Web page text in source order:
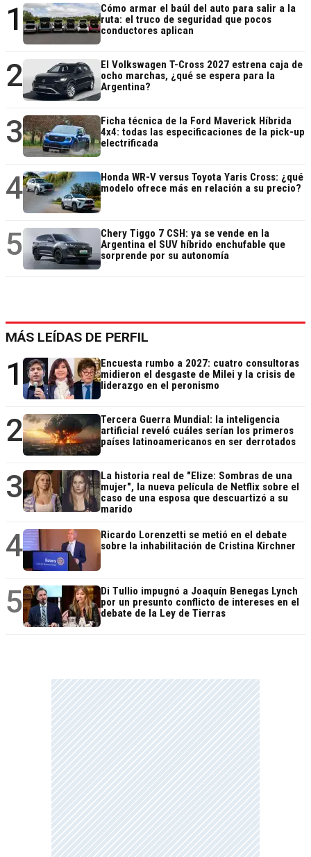
1
Cómo armar el baúl del auto para salir a la
ruta: el truco de seguridad que pocos
conductores aplican
2
El Volkswagen T-Cross 2027 estrena caja de
ocho marchas, ¿qué se espera para la
Argentina?
3
Ficha técnica de la Ford Maverick Híbrida
4x4: todas las especificaciones de la pick-up
electrificada
4
Honda WR-V versus Toyota Yaris Cross: ¿qué
modelo ofrece más en relación a su precio?
5
Chery Tiggo 7 CSH: ya se vende en la
Argentina el SUV híbrido enchufable que
sorprende por su autonomía
MÁS LEÍDAS DE PERFIL
1
Encuesta rumbo a 2027: cuatro consultoras
midieron el desgaste de Milei y la crisis de
liderazgo en el peronismo
2
Tercera Guerra Mundial: la inteligencia
artificial reveló cuáles serían los primeros
países latinoamericanos en ser derrotados
3
La historia real de "Elize: Sombras de una
mujer", la nueva película de Netflix sobre el
caso de una esposa que descuartizó a su
marido
4
Ricardo Lorenzetti se metió en el debate
sobre la inhabilitación de Cristina Kirchner
5
Di Tullio impugnó a Joaquín Benegas Lynch
por un presunto conflicto de intereses en el
debate de la Ley de Tierras